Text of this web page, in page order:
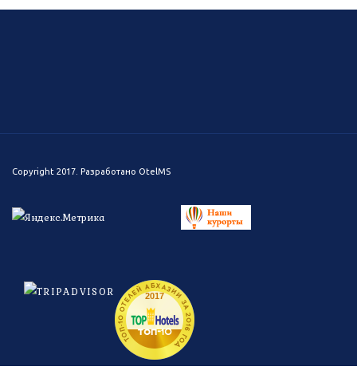
Copyright 2017. Разработано OtelMS
2017
топ-10
ТОП-10 ОТЕЛЕЙ АБХАЗИИ ЗА 2016 ГОД